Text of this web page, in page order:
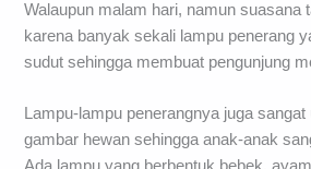
Walaupun malam hari, namun suasana
karena banyak sekali lampu penerang
sudut sehingga membuat pengunjung
Lampu-lampu penerangnya juga
gambar hewan sehingga anak-anak